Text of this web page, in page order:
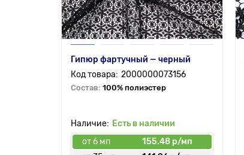
Гипюр фартучный — черный
2000000073156
Состав: 100% полиэстер
Есть в наличии
от 6 мп
155.48 р/мп